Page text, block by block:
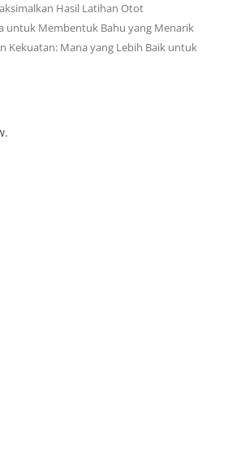
Hasil Latihan Otot
untuk Membentuk Bahu yang Menarik
Kekuatan: Mana yang Lebih Baik untuk